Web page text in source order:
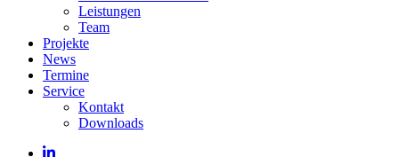
Leistungen
Team
Projekte
News
Termine
Service
Kontakt
Downloads